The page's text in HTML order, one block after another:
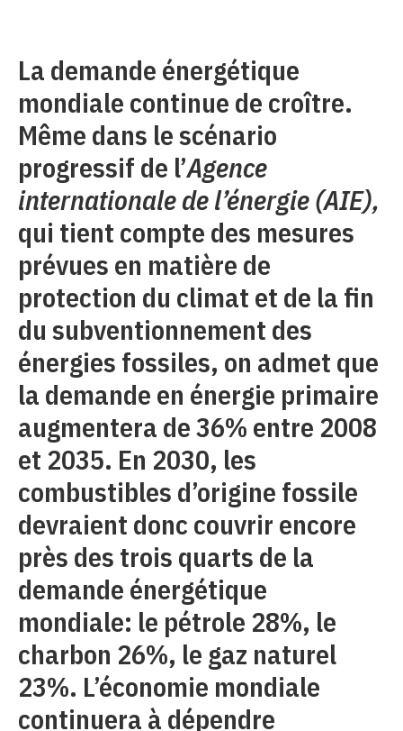
La demande énergétique
mondiale continue de croître.
Même dans le scénario
progressif de l’Agence
internationale de l’énergie (AIE),
qui tient compte des mesures
prévues en matière de
protection du climat et de la fin
du subventionnement des
énergies fossiles, on admet que
la demande en énergie primaire
augmentera de 36% entre 2008
et 2035. En 2030, les
combustibles d’origine fossile
devraient donc couvrir encore
près des trois quarts de la
demande énergétique
mondiale: le pétrole 28%, le
charbon 26%, le gaz naturel
23%. L’économie mondiale
continuera à dépendre